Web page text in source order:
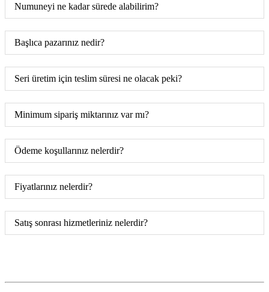
Numuneyi ne kadar sürede alabilirim?
Başlıca pazarınız nedir?
Seri üretim için teslim süresi ne olacak peki?
Minimum sipariş miktarınız var mı?
Ödeme koşullarınız nelerdir?
Fiyatlarınız nelerdir?
Satış sonrası hizmetleriniz nelerdir?